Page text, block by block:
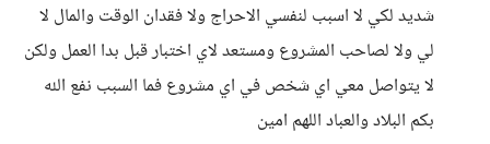
شديد لكي لا اسبب لنفسي الاحراج ولا فقدان الوقت والمال لا
لي ولا لصاحب المشروع ومستعد لاي اختبار قبل بدا العمل ولكن
لا يتواصل معي اي شخص في اي مشروع فما السبب نفع الله
بكم البلاد والعباد اللهم امين